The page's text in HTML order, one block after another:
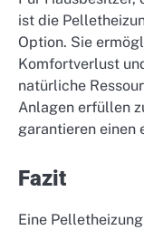
ist die
Option. Sie
Komfortverlust
natürliche
Anlagen erfüllen
garantieren einen
Fazit
Eine